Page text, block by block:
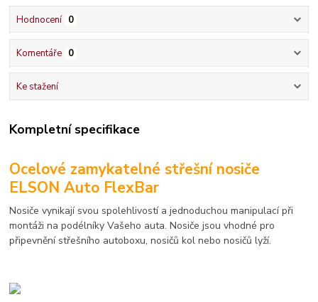
Hodnocení 0
Komentáře 0
Ke stažení
Kompletní specifikace
Ocelové zamykatelné střešní nosiče
ELSON Auto FlexBar
Nosiče vynikají svou spolehlivostí a jednoduchou manipulací při
montáži na podélníky Vašeho auta. Nosiče jsou vhodné pro
připevnění střešního autoboxu, nosičů kol nebo nosičů lyží.